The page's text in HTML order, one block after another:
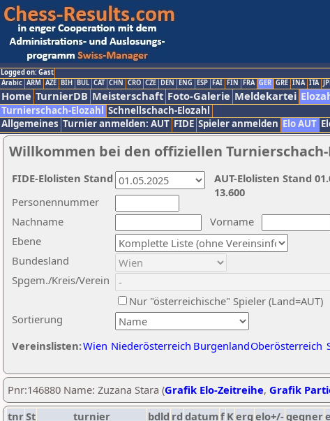
Logged on: Gast
Arabic ARM AZE BIH BUL CAT CHN CRO CZE DEN ENG ESP FAI FIN FRA GER GRE INA ITA
Home TurnierDB Meisterschaft Foto-Galerie Meldekartei
Turnierschach-Elozahl Schnellschach-Elozahl
Allgemeines Turnier anmelden: AUT FIDE Spieler anmelden Elo AUT
Willkommen bei den offiziellen Turnierschach-
Nachname
Vorname
Ebene
Sortierung
Personennummer
Bundesland
Spgem./Kreis/Verein
Nur "österreichische" Spieler (Land=AUT)
Vereinslisten:Wien Niederösterreich BurgenlandOberösterreich
AUT-Elolisten Stand
13.600
FIDE-Elolisten Stand
Pnr:146880 Name: Zuzana Stara (Grafik Elo-Zeitreihe, Grafik
tnrSt turnier bdld rd datumf Kerg elo+/-gegner